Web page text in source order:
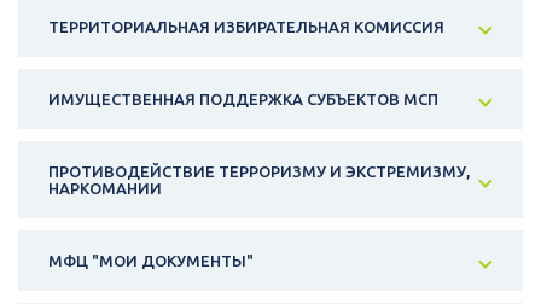
ТЕРРИТОРИАЛЬНАЯ ИЗБИРАТЕЛЬНАЯ КОМИССИЯ
ИМУЩЕСТВЕННАЯ ПОДДЕРЖКА СУБЪЕКТОВ МСП
ПРОТИВОДЕЙСТВИЕ ТЕРРОРИЗМУ И ЭКСТРЕМИЗМУ,
НАРКОМАНИИ
МФЦ "МОИ ДОКУМЕНТЫ"